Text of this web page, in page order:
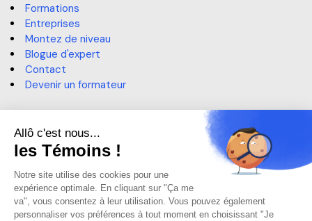
Formations
Entreprises
Montez de niveau
Blogue d'expert
Contact
Devenir un formateur
514 364-3320, poste 6191
1111 Rue Lapierre, LaSalle,
QC H8N 2J4